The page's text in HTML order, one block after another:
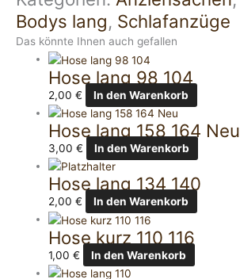
Bodys lang, Schlafanzüge
Das könnte Ihnen auch gefallen
Hose lang 98 104
2,00€ In den Warenkorb
Hose lang 158 164 Neu
3,00€ In den Warenkorb
Hose lang 134 140
2,00€ In den Warenkorb
Hose kurz 110 116
1,00€ In den Warenkorb